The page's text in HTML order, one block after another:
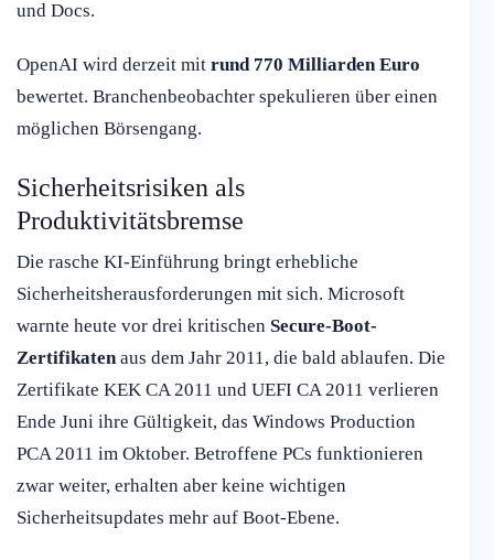
und Docs.
OpenAI wird derzeit mit rund 770 Milliarden Euro
bewertet. Branchenbeobachter spekulieren über einen
möglichen Börsengang.
Sicherheitsrisiken als
Produktivitätsbremse
Die rasche KI-Einführung bringt erhebliche
Sicherheitsherausforderungen mit sich. Microsoft
warnte heute vor drei kritischen Secure-Boot-
Zertifikatenaus dem Jahr 2011, die bald ablaufen. Die
Zertifikate KEK CA 2011 und UEFI CA 2011 verlieren
Ende Juni ihre Gültigkeit, das Windows Production
PCA 2011 im Oktober. Betroffene PCs funktionieren
zwar weiter, erhalten aber keine wichtigen
Sicherheitsupdates mehr auf Boot-Ebene.